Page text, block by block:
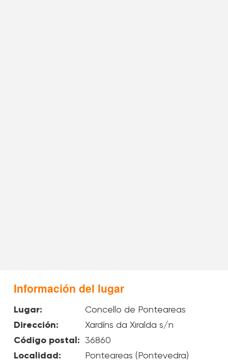
Información del lugar
Lugar: Concello de Ponteareas
Dirección: Xardíns da Xiralda s/n
Código postal: 36860
Localidad: Ponteareas (Pontevedra)